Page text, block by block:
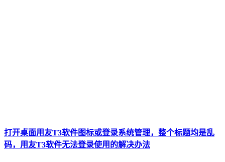
打开桌面用友T3软件图标或登录系统管理，整个标题均是乱
码，用友T3软件无法登录使用的解决办法